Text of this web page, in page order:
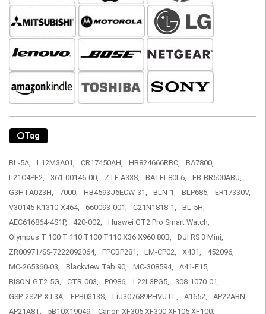
Tag
BL-5A, L12M3A01, CR17450AH, HB824666RBC,
BA7800,
L21C4PE2,
361-00146-00, ZTE A33S, BATEL80L6,
EB-BR500ABU,
G3HTA023H,
7000, HB4593J6ECW-31, BLN-1, BLP685,
ER17330V,
V30145-K1310-X464,
660093-001, C21N1818-1,
BL-5H,
AEC616864-4S1P,
420-002,
Huawei GT2 Pro Smart Watch,
Olympus T 100 T 110 T100 T110 X36 X960 80B,
DJI RS 3 Mini,
ZR00971/SS-7222092064,
FPCBP281, LM-CP02, X431,
452096,
MC-265360-03,
Blackview Tab 90, MC-308594,
A41-E15,
BISON-GT2-5G,
CTR-003, P0986, L22L3PG5,
308-1070-01,
GSP-2S2P-XT3A,
FPB0313S, LiU307689PHVUTL, A1652,
AP22ABN,
AP21A8T,
5B10X19049,
Canon XF305 XF300 XF105 XF100,